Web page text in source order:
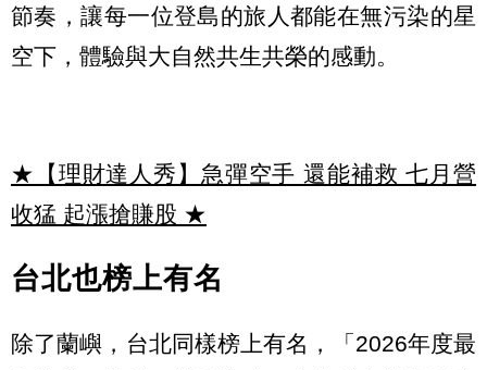
節奏，讓每一位登島的旅人都能在無污染的星
空下，體驗與大自然共生共榮的感動。
★【理財達人秀】急彈空手 還能補救 七月營
收猛 起漲搶賺股 ★
台北也榜上有名
除了蘭嶼，台北同樣榜上有名，「2026年度最